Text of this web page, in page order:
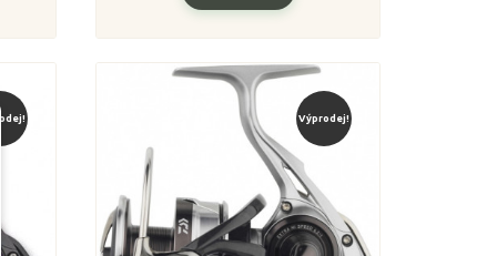
Výprodej!